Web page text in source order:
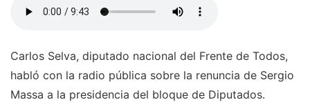
Carlos Selva, diputado nacional del Frente de Todos,
habló con la radio pública sobre la renuncia de Sergio
Massa a la presidencia del bloque de Diputados.